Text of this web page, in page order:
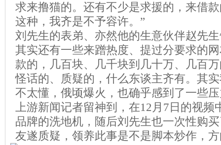
求来撸猫的。还有不少是求援的，来借
这种，我齐是不予容许。”
刘先生的表弟、亦然他的生意伙伴赵先
其实还有一些来蹭热度、提过分要求的
款的，几百块、几千块到几十万、几百
怪话的、质疑的，什么东谈主齐有。其
不太懂，俄顷爆火，也确乎感到了一些
上游新闻记者留神到，在12月7日的视
品牌的洗地机，随后刘先生也一次性购
友遂质疑，领养此事是不是脚本炒作，